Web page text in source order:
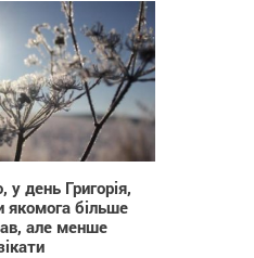
671
день Григорія,
якомога більше
але менше